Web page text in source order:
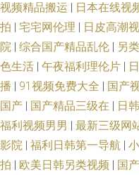
视频精品搬运 | 日本在线视
拍 | 宅宅网伦理 | 日皮高潮
院 | 综合国产精品乱伦 | 另
色生活 | 午夜福利理伦片 |
播 | 91视频免费大全 | 国产
国产 | 国产精品三级在 | 日
福利视频男男 | 最新三级网
影院 | 福利日韩第一导航 |
拍 | 欧美日韩另类视频 | 国